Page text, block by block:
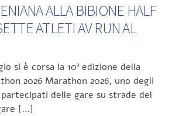
ALLA BIBIONE HALF
ATLETI AV RUN AL
si è corsa la 10ª edizione della
2026 Marathon 2026, uno degli
delle gare su strade del
[…]